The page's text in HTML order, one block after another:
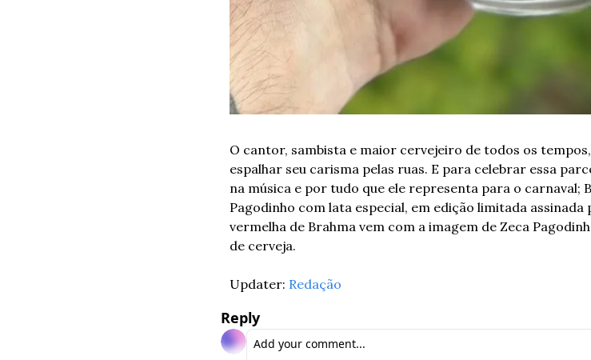
O cantor, sambista e maior cervejeiro de todos os
espalhar seu carisma pelas ruas. E para celebrar essa
na música e por tudo que ele representa para o carnaval;
Pagodinho com lata especial, em edição limitada
vermelha de Brahma vem com a imagem de Zeca
de cerveja.
Updater: Redação
Reply